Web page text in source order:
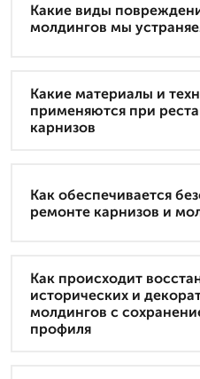
Какие виды
молдингов мы
Какие материалы и
применяются при
карнизов
Как обеспечивается
ремонте карнизов и
Как происходит
исторических и
молдингов с
профиля